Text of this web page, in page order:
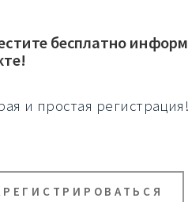
бесплатно
и простая регистрация!